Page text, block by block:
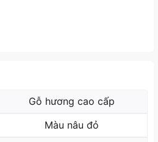
Gỗ hương cao cấp
Màu nâu đỏ